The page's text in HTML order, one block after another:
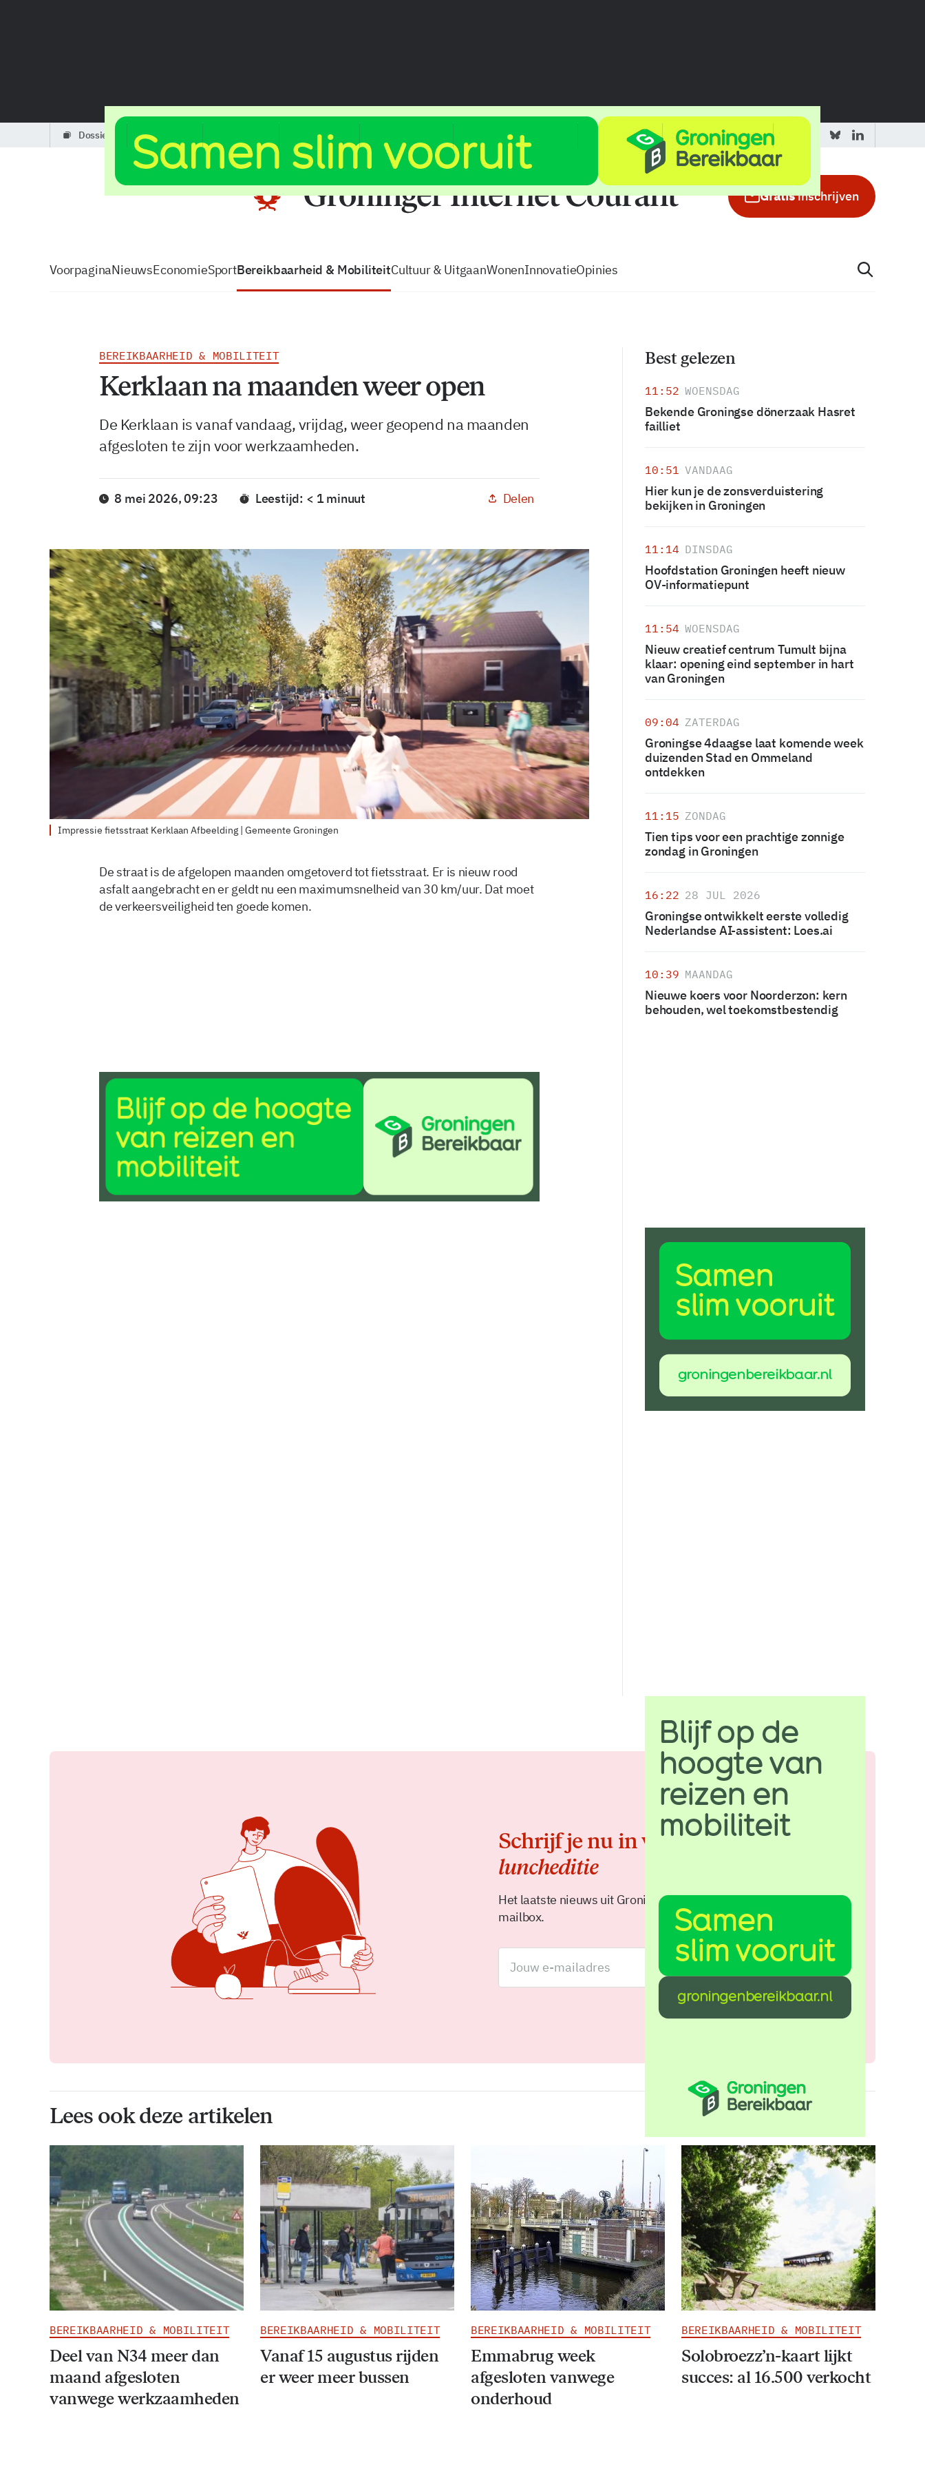
dossiers vacatures Tip de redactie Adverteren in de GIC
Gratisinschrijven
VoorpaginaNieuwsEconomieSportBereikbaarheid & MobiliteitCultuur & UitgaanWonenInnovatieOpinies
BEREIKBAARHEID & MOBILITEIT
Kerklaan na maanden weer open
De Kerklaan is vanaf vandaag, vrijdag, weer geopend na maanden
afgesloten te zijn voor werkzaamheden.
8 mei 2026, 09:23 Leestijd: < 1 minuut Delen
Impressie fietsstraat Kerklaan Afbeelding | Gemeente Groningen
De straat is de afgelopen maanden omgetoverd tot fietsstraat. Er is nieuw rood
asfalt aangebracht en er geldt nu een maximumsnelheid van 30 km/uur. Dat moet
de verkeersveiligheid ten goede komen.
8 mei 2026, 09:23 Delen
Best gelezen
11:52 WOENSDAG
Bekende Groningse dönerzaak Hasret
failliet
10:51 VANDAAG
Hier kun je de zonsverduistering
bekijken in Groningen
11:14 DINSDAG
Hoofdstation Groningen heeft nieuw
OV-informatiepunt
11:54 WOENSDAG
Nieuw creatief centrum Tumult bijna
klaar: opening eind september in hart
van Groningen
09:04 ZATERDAG
Groningse 4daagse laat komende week
duizenden Stad en Ommeland
ontdekken
11:15 ZONDAG
Tien tips voor een prachtige zonnige
zondag in Groningen
16:22 28 JUL 2026
Groningse ontwikkelt eerste volledig
Nederlandse AI-assistent: Loes.ai
10:39 MAANDAG
Nieuwe koers voor Noorderzon: kern
behouden, wel toekomstbestendig
Schrijf je nu in voor de
luncheditie
Het laatste nieuws uit Groningen elke middag in je
mailbox.
Meld je aan
Lees ook deze artikelen
BEREIKBAARHEID & MOBILITEIT
Deel van N34 meer dan
maand afgesloten
vanwege werkzaamheden
BEREIKBAARHEID & MOBILITEIT
Vanaf 15 augustus rijden
er weer meer bussen
BEREIKBAARHEID & MOBILITEIT
Emmabrug week
afgesloten vanwege
onderhoud
BEREIKBAARHEID & MOBILITEIT
Solobroezz’n-kaart lijkt
succes: al 16.500 verkocht